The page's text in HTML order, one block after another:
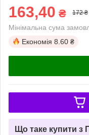
163,40 ₴ 172 ₴
Мінімальна сума
Економія 8.60 ₴
Що таке купити з